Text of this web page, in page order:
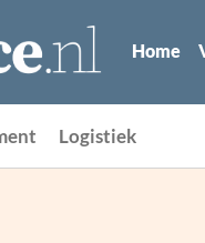
Home
Logistiek